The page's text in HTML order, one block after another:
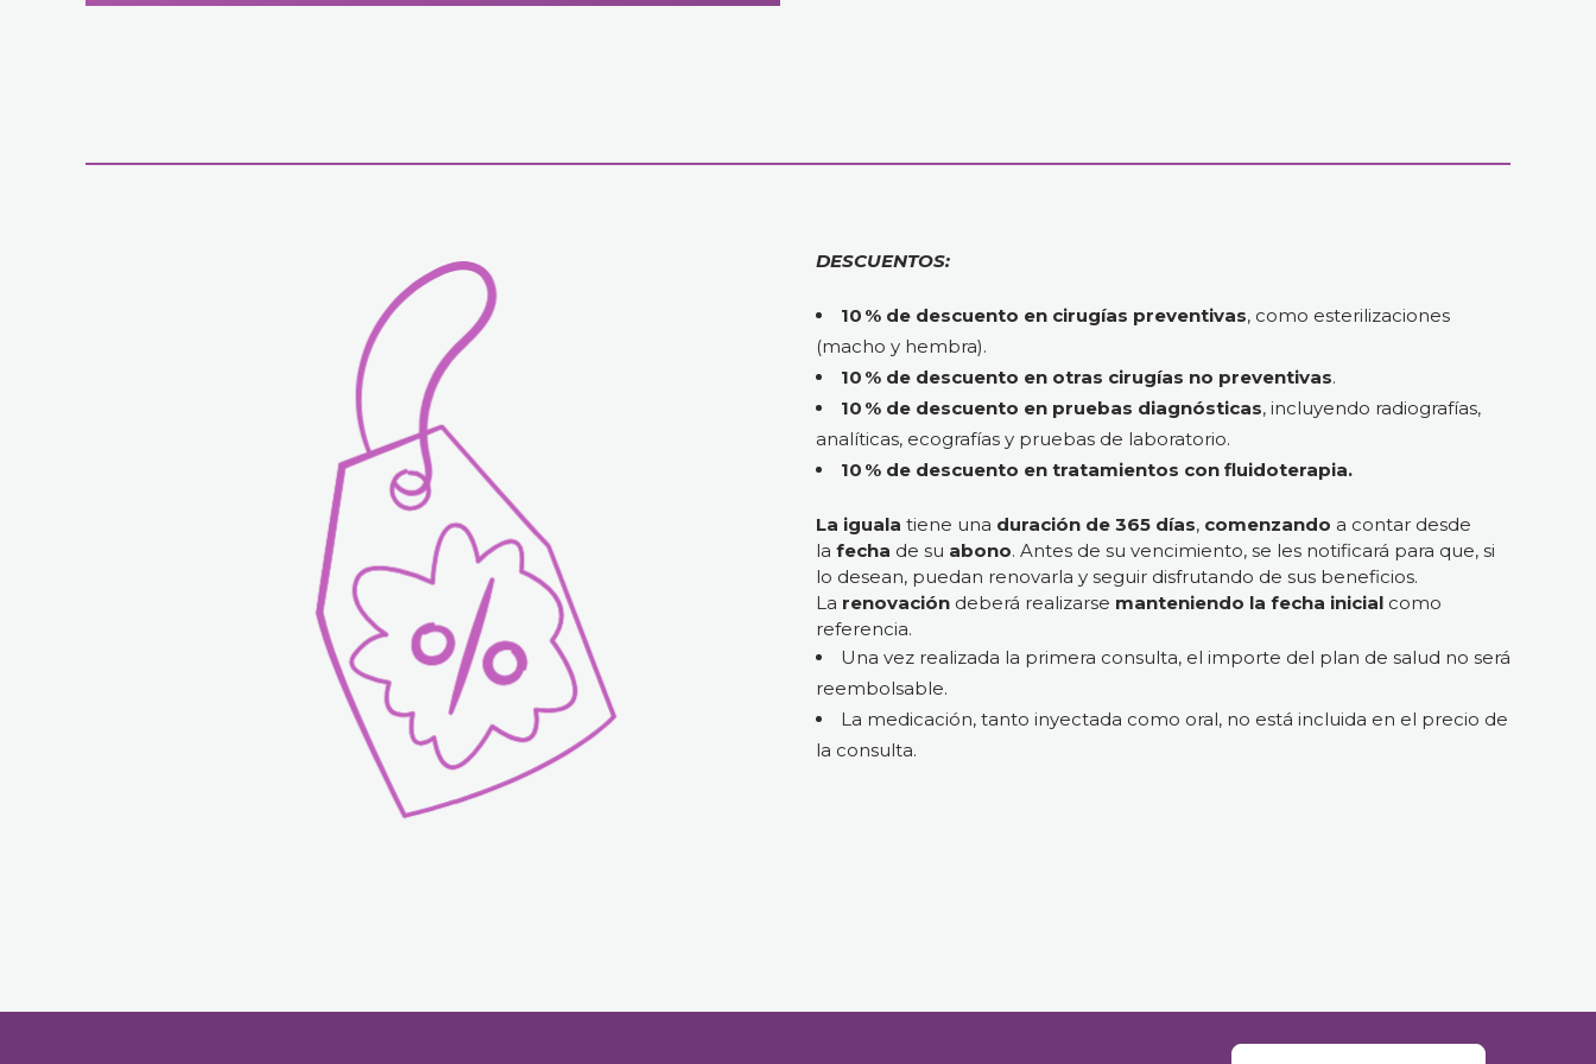
DESCUENTOS:
10 % de descuento en cirugías preventivas, como esterilizaciones
(macho y hembra).
10 % de descuento en otras cirugías no preventivas.
10 % de descuento en pruebas diagnósticas, incluyendo radiografías,
analíticas, ecografías y pruebas de laboratorio.
10 % de descuento en tratamientos con fluidoterapia.
La iguala tiene una duración de 365 días, comenzando a contar desde
la fecha de su abono. Antes de su vencimiento, se les notificará para que, si
lo desean, puedan renovarla y seguir disfrutando de sus beneficios.
La renovación deberá realizarse manteniendo la fecha inicial como
referencia.
Una vez realizada la primera consulta, el importe del plan de salud no será
reembolsable.
La medicación, tanto inyectada como oral, no está incluida en el precio de
la consulta.